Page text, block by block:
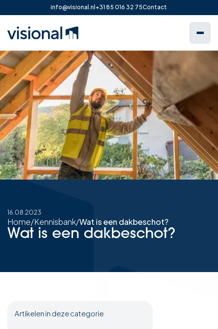
info@visional.nl +31 85 016 32 75Contact
16.08.2023
Home/Kennisbank/Wat is een dakbeschot?
Wat is een dakbeschot?
Artikelen in deze categorie